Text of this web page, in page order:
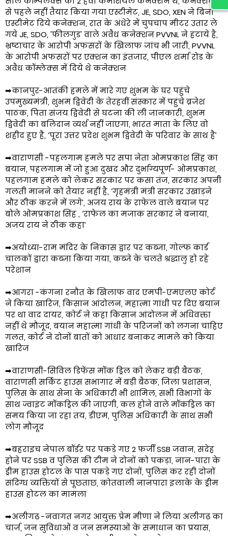
से पहले नहीं तैयार किया गया एस्टीमेट, JE, SDO, XEN ने बिना
एस्टीमेट दिये कनेक्शन, रात के अंधेरे में चुपचाप मीटर उतार ले
गये JE, SDO, 'फीलगुड' वाले अवैध कनेक्शन PVVNL ने हटाये है,
भ्रष्टाचार के आरोपी अफसरों के खिलाफ जांच भी जारी, PVVNL
के आरोपी अफसरों पर एक्शन का इंतजार, पीएल शर्मा रोड के
अवैध कॉम्लेक्स में दिये थे कनेक्शन
➡कानपुर-आतंकी हमले में मारे गए शुभम के घर पहुंचे
उपमुख्यमंत्री, शुभम द्विवेदी के तेरहवीं संस्कार में पहुंचे ब्रजेश
पाठक, पिता संजय द्विवेदी से घटना की ली जानकारी, शुभम
द्विवेदी का बलिदान व्यर्थ नहीं जाएगा, भारत माता के लिए वो
शहीद हुए हैं, ‘पूरा उत्तर प्रदेश शुभम द्विवेदी के परिवार के साथ है’
➡वाराणसी -पहलगाम हमले पर सपा नेता ओमप्रकाश सिंह का
बयान, पहलगाम में जो हुआ दुखद और दुर्भाग्यपूर्ण- ओमप्रकाश,
पहलगाम हमले को लेकर सरकार पर कसा तंज, सरकार अपनी
गलती मानने को तैयार नहीं है, ‘गृहमंत्री मंत्री सरकार उखाड़ने
और ठीक करने में लगे’, अजय राय के राफेल वाले बयान पर
बोले ओमप्रकाश सिंह , ‘राफेल का मजाक सरकार ने बनाया,
अजय राय ने ठीक कहा’
➡अयोध्या-राम मंदिर के निकास द्वार पर कब्जा, गोल्फ कार्ड
चालकों द्वारा कब्जा किया गया, कब्जे के चलते श्रद्धालु हो रहे
परेशान
➡आगरा -कंगना रनौत के खिलाफ वाद एमपी-एमएलए कोर्ट
ने किया खारिज, किसान आंदोलन, महात्मा गांधी पर दिए बयान
पर था वाद दायर, कोर्ट ने कहा किसान आंदोलन में अधिवक्ता
नहीं थे मौजूद, बयान महात्मा गांधी के परिजनों को लगना चाहिए
गलत, कोर्ट ने दोनों बातों को आधार बनाकर मामले को किया
खारिज
➡वाराणसी-सिविल डिफेंस मॉक ड्रिल को लेकर बड़ी बैठक,
वाराणसी सर्किट हाउस सभागार में बड़ी बैठक, जिला प्रशासन,
पुलिस के साथ सेना के अधिकारी भी शामिल, सभी विभागों के
साथ ज्वाइंट मॉकड्रिल की जाएगी, कल होने वाले मॉकड्रिल का
समय किया जा रहा तय, डीएम, पुलिस अधिकारी के साथ सभी
लोग मौजूद
➡बहराइच नेपाल बॉर्डर पर पकड़े गए 2 फर्जी SSB जवान, संदेह
होने पर SSB व पुलिस की टीम ने दोनों को पकड़ा, नान-पारा के
ड्रीम हाउस होटल के पास पकड़े गए दोनों, पुलिस कर रही दोनों
संदिग्ध व्यक्तियों से पूछताछ, कोतवाली नानपारा इलाके के ड्रीम
हाउस होटल का मामला
➡अलीगढ़ -नवागत नगर आयुक्त प्रेम मीणा ने लिया अलीगढ़ का
चार्ज, जन सुविधाओं व जन समस्याओं के समाधान का प्रयास,